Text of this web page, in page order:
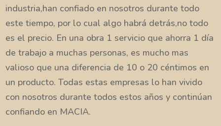
industria,han confiado en nosotros durante todo
este tiempo, por lo cual algo habrá detrás,no todo
es el precio. En una obra 1 servicio que ahorra 1 día
de trabajo a muchas personas, es mucho mas
valioso que una diferencia de 10 o 20 céntimos en
un producto. Todas estas empresas lo han vivido
con nosotros durante todos estos años y continúan
confiando en MACIA.